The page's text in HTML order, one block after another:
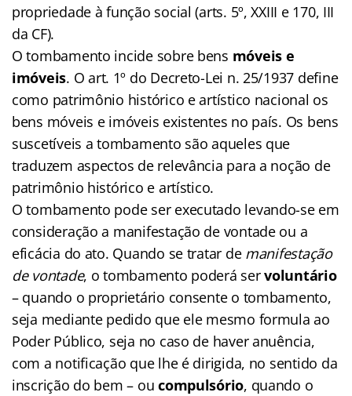
propriedade à função social (arts. 5º, XXIII e 170, III
da CF).
O tombamento incide sobre bens móveis e
imóveis. O art. 1º do Decreto-Lei n. 25/1937 define
como patrimônio histórico e artístico nacional os
bens móveis e imóveis existentes no país. Os bens
suscetíveis a tombamento são aqueles que
traduzem aspectos de relevância para a noção de
patrimônio histórico e artístico.
O tombamento pode ser executado levando-se em
consideração a manifestação de vontade ou a
eficácia do ato. Quando se tratar de manifestação
de vontade, o tombamento poderá servoluntário
– quando o proprietário consente o tombamento,
seja mediante pedido que ele mesmo formula ao
Poder Público, seja no caso de haver anuência,
com a notificação que lhe é dirigida, no sentido da
inscrição do bem – oucompulsório, quando o